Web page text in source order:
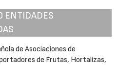
ENTIDADES
de Asociaciones de
de Frutas, Hortalizas,